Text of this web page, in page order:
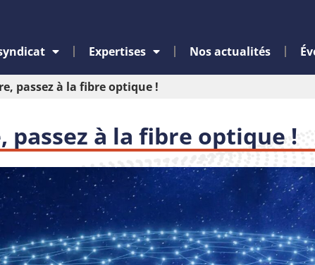
Expertises Nos actualités
passez à la fibre optique !
passez à la fibre optique !